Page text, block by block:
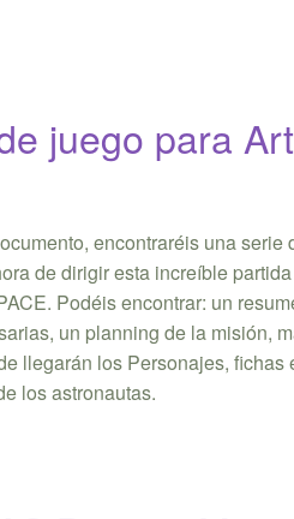
juego para
encontraréis una serie
de dirigir esta increíble
Podéis encontrar: un
un planning de la misión,
llegarán los Personajes, fichas
los astronautas.